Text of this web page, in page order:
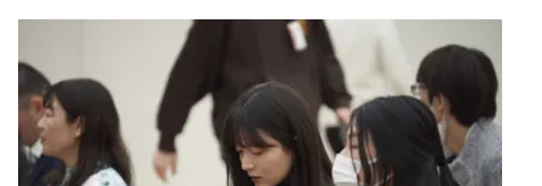
【2026年10月】XRプロフェッショナル
《リスキリング補助金コース》
リスキリング補助金対象コース説明
《SDGs》